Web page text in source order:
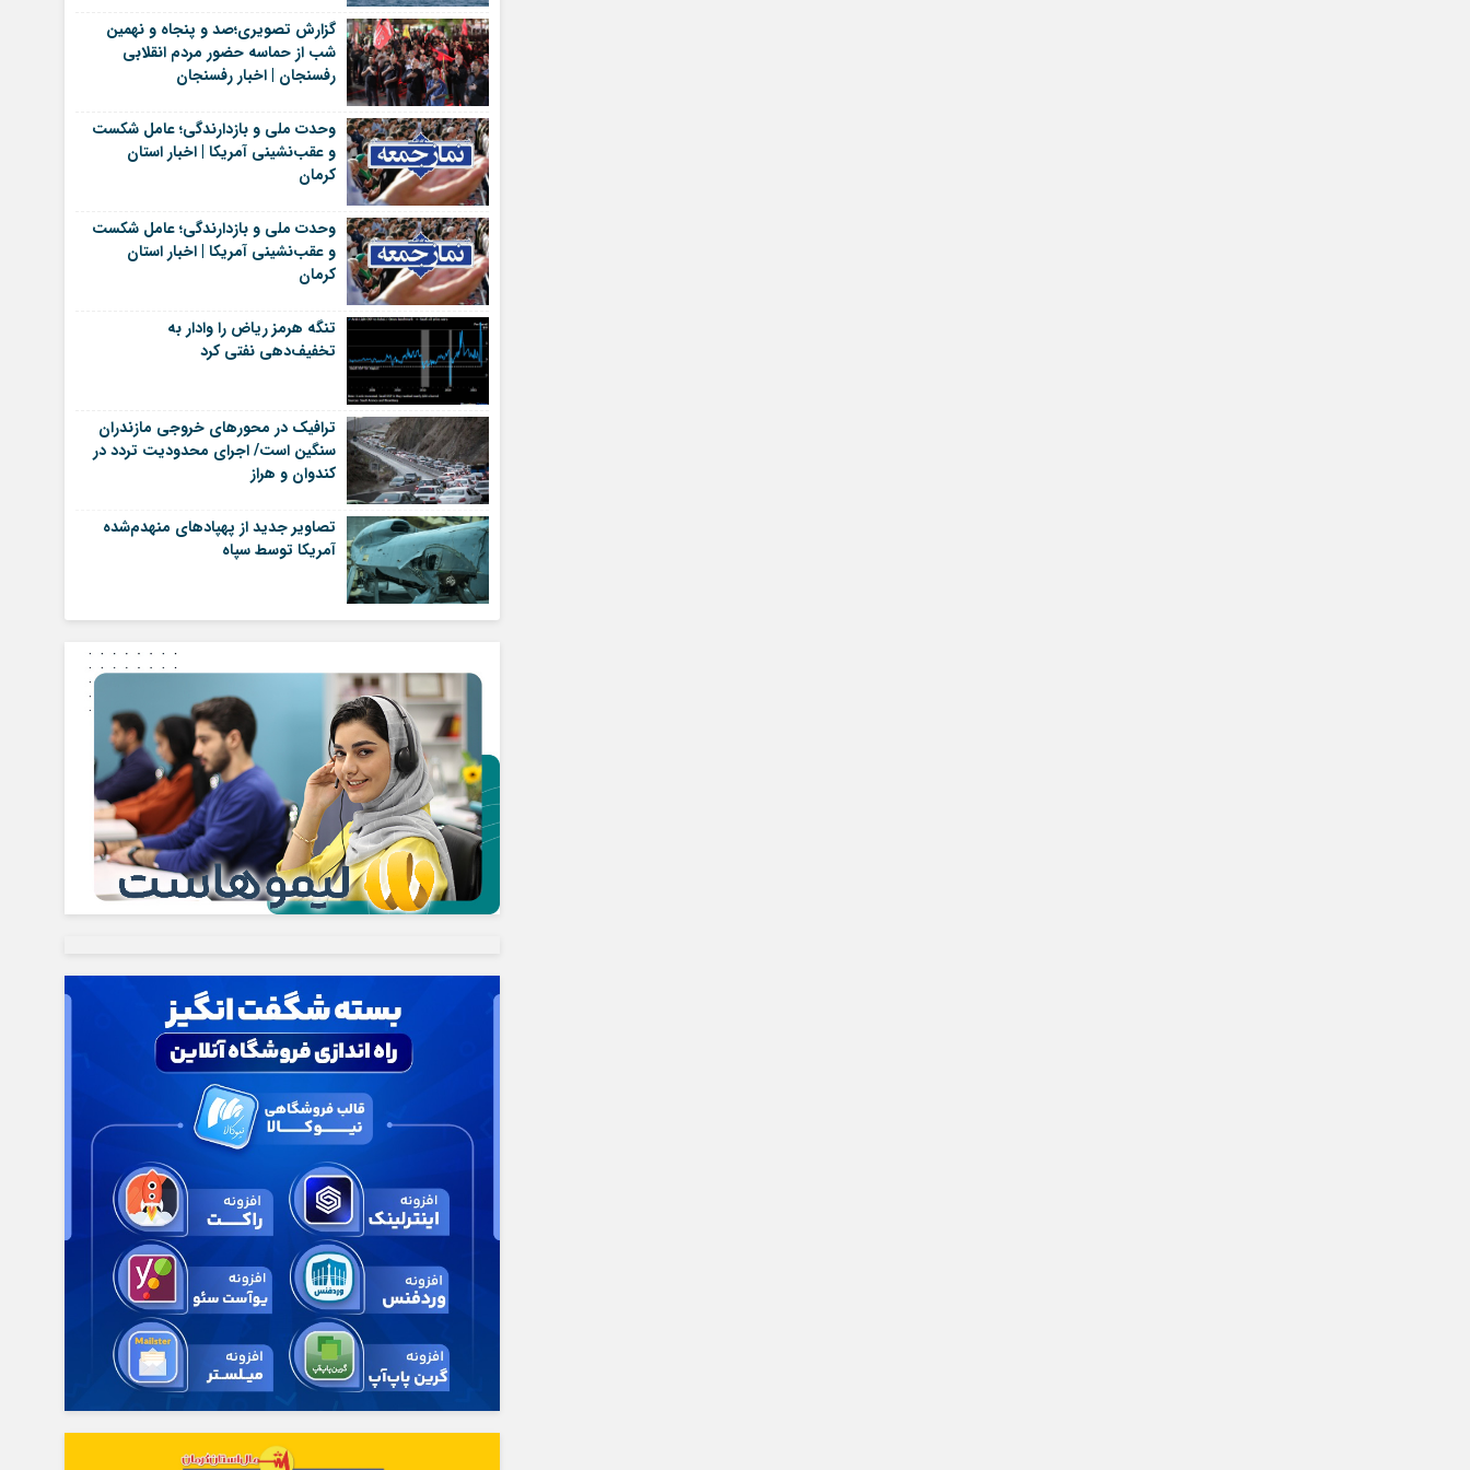
گزارش تصویری؛صد و پنجاه و نهمین
شب از حماسه حضور مردم انقلابی
رفسنجان | اخبار رفسنجان
وحدت ملی و بازدارندگی؛ عامل شکست
و عقب‌نشینی آمریکا | اخبار استان
کرمان
وحدت ملی و بازدارندگی؛ عامل شکست
و عقب‌نشینی آمریکا | اخبار استان
کرمان
تنگه هرمز ریاض را وادار به
تخفیف‌دهی نفتی کرد
ترافیک در محورهای خروجی مازندران
سنگین است/ اجرای محدودیت تردد در
کندوان و هراز
تصاویر جدید از پهپاد‌های منهدم‌شده
آمریکا توسط سپاه